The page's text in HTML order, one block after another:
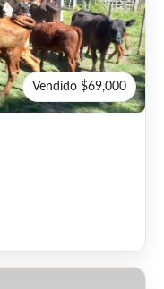
Vendido $69,000